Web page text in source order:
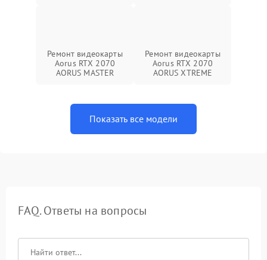
Ремонт видеокарты
Aorus RTX 2070
AORUS MASTER
Ремонт видеокарты
Aorus RTX 2070
AORUS XTREME
Показать все модели
FAQ. Ответы на вопросы